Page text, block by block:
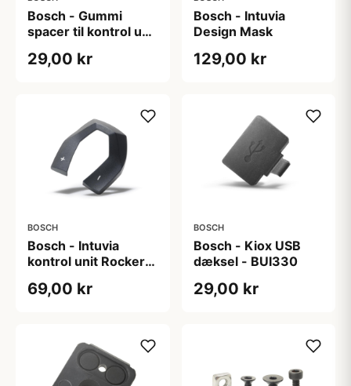
Bosch - Gummi
spacer til kontrol unit
(BUI275)
29,00 kr
Bosch - Intuvia
Design Mask
129,00 kr
BOSCH
Bosch - Intuvia
kontrol unit Rocker
69,00 kr
BOSCH
Bosch - Kiox USB
dæksel - BUI330
29,00 kr